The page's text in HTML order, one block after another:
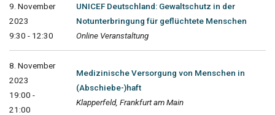
9. November
2023
9:30 - 12:30
UNICEF Deutschland: Gewaltschutz in der
Notunterbringung für geflüchtete Menschen
Online Veranstaltung
8. November
2023
19:00 -
21:00
Medizinische Versorgung von Menschen in
(Abschiebe-)haft
Klapperfeld, Frankfurt am Main